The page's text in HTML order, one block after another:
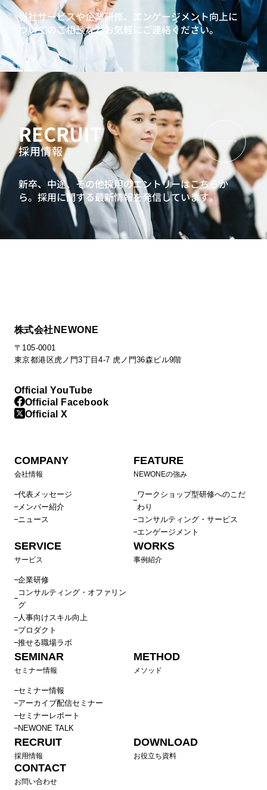
当社サービスや企業研修、エンゲージメント向上に
ついてのご相談などお気軽にご連絡ください。
RECRUIT
採用情報
新卒、中途、その他採用のエントリーはこちらか
ら。採用に関する最新情報を発信しています。
株式会社NEWONE
〒105-0001
東京都港区虎ノ門3丁目4-7 虎ノ門36森ビル9階
Official YouTube
Official Facebook
Official X
COMPANY
会社情報
代表メッセージ
メンバー紹介
ニュース
FEATURE
NEWONEの強み
ワークショップ型研修へのこだ
わり
コンサルティング・サービス
エンゲージメント
SERVICE
サービス
企業研修
コンサルティング・オファリン
グ
人事向けスキル向上
プロダクト
推せる職場ラボ
WORKS
事例紹介
SEMINAR
セミナー情報
セミナー情報
アーカイブ配信セミナー
セミナーレポート
NEWONE TALK
METHOD
メソッド
RECRUIT
採用情報
DOWNLOAD
お役立ち資料
CONTACT
お問い合わせ